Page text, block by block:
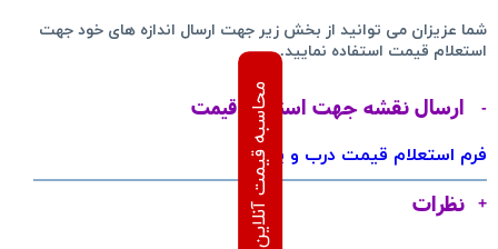
شما عزیزان می توانید از بخش زیر جهت ارسال اندازه های خود جهت
استعلام قیمت استفاده نمایید.
ارسال نقشه جهت استعلام قیمت
فرم استعلام قیمت درب و پنجره
نظرات